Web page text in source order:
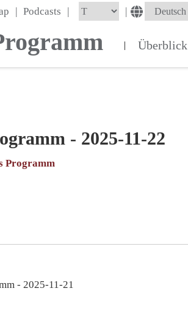
| Podcasts | |
| Überblick
- 2025-11-22
Programm
- 2025-11-21